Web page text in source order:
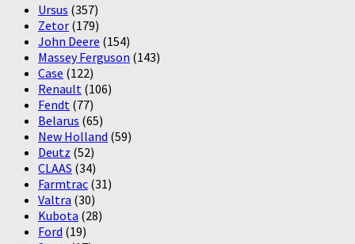
Ursus (357)
Zetor (179)
John Deere (154)
Massey Ferguson (143)
Case (122)
Renault (106)
Fendt (77)
Belarus (65)
New Holland (59)
Deutz (52)
CLAAS (34)
Farmtrac (31)
Valtra (30)
Kubota (28)
Ford (19)